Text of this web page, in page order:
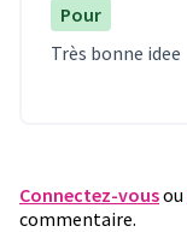
Pour
Très bonne idee
Connectez-vousou
commentaire.